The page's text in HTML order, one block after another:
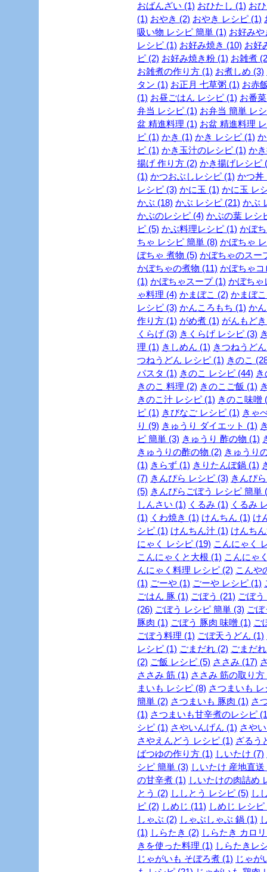
おばんざい (1) おひたし (1) お
(1) おやき (2) おやき レシピ (1)
吸い物 レシピ 簡単 (1) お好み
レシピ (1) お好み焼き (10) お好
ピ (2) お好み焼き粉 (1) お雑煮
お雑煮の作り方 (1) お煮しめ (3)
タン (1) お正月 七草粥 (1) お赤
(1) お昼ごはん レシピ (1) お番
弁当 レシピ (1) お弁当 簡単 レ
盆 精進料理 (1) お盆 精進料理
ピ (1) かき (1) かき レシピ (1)
ピ (1) かき玉汁のレシピ (1) か
揚げ 作り方 (2) かき揚げレシピ
(1) かつおぶしレシピ (1) かつ丼
レシピ (3) かに玉 (1) かに玉 レ
かぶ (18) かぶ レシピ (21) かぶ
かぶのレシピ (4) かぶの葉 レシ
ピ (5) かぶ料理レシピ (1) かぼ
ちゃ レシピ 簡単 (8) かぼちゃ
ぼちゃ 煮物 (5) かぼちゃのスー
かぼちゃの煮物 (11) かぼちゃ
(1) かぼちゃスープ (1) かぼちゃ
ゃ料理 (4) かまぼこ (2) かまぼ
レシピ (3) かんころもち (1) か
作り方 (1) がめ煮 (1) がんもど
くらげ (3) きくらげ レシピ (3)
理 (1) きしめん (1) きつねうど
つねうどん レシピ (1) きのこ
パスタ (1) きのこ レシピ (44)
きのこ 料理 (2) きのこご飯 (1)
きのこ汁 レシピ (1) きのこ味噌
ピ (1) きびなご レシピ (1) きゃ
り (9) きゅうり ダイエット (1)
ピ 簡単 (3) きゅうり 酢の物 (1)
きゅうりの酢の物 (2) きゅうり
(1) きらず (1) きりたんぽ鍋 (1)
(7) きんぴら レシピ (3) きんぴ
(5) きんぴらごぼう レシピ 簡単
しんさい (1) くるみ (1) くるみ
(1) くわ焼き (1) けんちん (1) け
シピ (1) けんちん汁 (1) けんち
にゃく レシピ (19) こんにゃく
こんにゃくと大根 (1) こんにゃ
んにゃく料理 レシピ (2) こんや
(1) ごーや (1) ごーや レシピ (1)
ごはん 豚 (1) ごぼう (21) ごぼ
(26) ごぼう レシピ 簡単 (3) ご
豚肉 (1) ごぼう 豚肉 味噌 (1) ご
ごぼう料理 (1) ごぼ天うどん (1)
レシピ (1) ごまだれ (2) ごまだ
(2) ご飯 レシピ (5) ささみ (17)
ささみ 筋 (1) ささみ 筋の取り方
まいも レシピ (8) さつまいも
簡単 (2) さつまいも 豚肉 (1) さ
(1) さつまいも甘辛煮のレシピ
シピ (1) さやいんげん (1) さや
さやえんどう レシピ (1) ざるう
ばつゆの作り方 (1) しいたけ (7)
シピ 簡単 (3) しいたけ 産地直送
の甘辛煮 (1) しいたけの肉詰め
とう (2) ししとう レシピ (5) し
ピ (2) しめじ (11) しめじ レシピ
しゃぶ (2) しゃぶしゃぶ 鍋 (1)
(1) しらたき (2) しらたき カロ
きを使った料理 (1) しらたきレ
じゃがいも そぼろ煮 (1) じゃが